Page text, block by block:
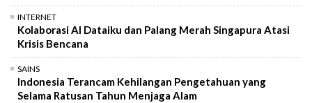
INTERNET
Kolaborasi AI Dataiku dan Palang Merah Singapura Atasi
Krisis Bencana
SAINS
Indonesia Terancam Kehilangan Pengetahuan yang
Selama Ratusan Tahun Menjaga Alam